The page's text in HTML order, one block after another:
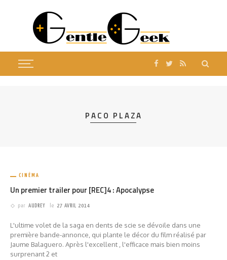
PACO PLAZA
CINÉMA
Un premier trailer pour [REC]4 : Apocalypse
par AUDREY le 27 AVRIL 2014
L'ultime volet de la saga en dents de scie se dévoile dans une
première bande-annonce, qui plante le décor du film réalisé par
Jaume Balaguero. Après l'excellent , l'efficace mais bien moins
surprenant 2 et